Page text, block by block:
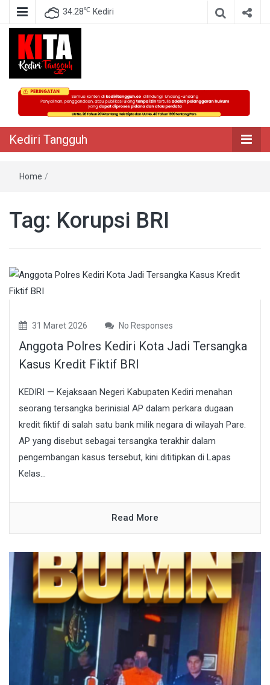
34.28℃ Kediri
Kediri Tangguh
Berita Akurat Terpercaya
Kediri Tangguh
Home /
Tag: Korupsi BRI
31 Maret 2026 No Responses
Anggota Polres Kediri Kota Jadi Tersangka
Kasus Kredit Fiktif BRI
KEDIRI — Kejaksaan Negeri Kabupaten Kediri menahan
seorang tersangka berinisial AP dalam perkara dugaan
kredit fiktif di salah satu bank milik negara di wilayah Pare.
AP yang disebut sebagai tersangka terakhir dalam
pengembangan kasus tersebut, kini dititipkan di Lapas
Kelas...
Read More